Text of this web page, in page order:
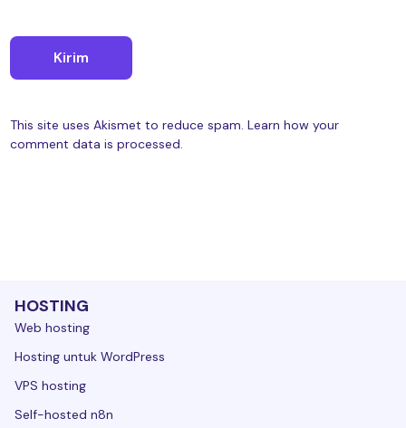
This site uses Akismet to reduce spam. Learn how your
comment data is processed.
HOSTING
Web hosting
Hosting untuk WordPress
VPS hosting
Self-hosted n8n